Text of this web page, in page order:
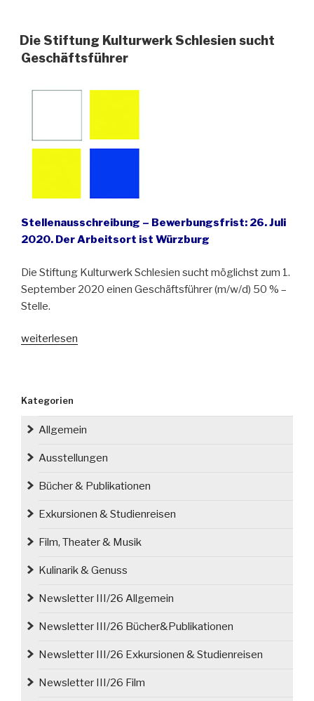
für
den
Die Stiftung Kulturwerk Schlesien sucht
Geschäftsführer
Stellenausschreibung – Bewerbungsfrist: 26. Juli
2020. Der Arbeitsort ist Würzburg
Die Stiftung Kulturwerk Schlesien sucht möglichst zum 1.
September 2020 einen Geschäftsführer (m/w/d) 50 % –
Stelle.
„Die
sucht
Geschäftsführer“
weiterlesen
Kategorien
Allgemein
Ausstellungen
Bücher & Publikationen
Exkursionen & Studienreisen
Film, Theater & Musik
Kulinarik & Genuss
Newsletter III/26 Allgemein
Newsletter III/26 Bücher&Publikationen
Newsletter III/26 Exkursionen & Studienreisen
Newsletter III/26 Film